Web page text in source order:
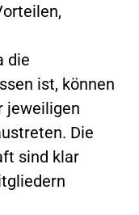
die
ist, können
jeweiligen
Die
sind klar